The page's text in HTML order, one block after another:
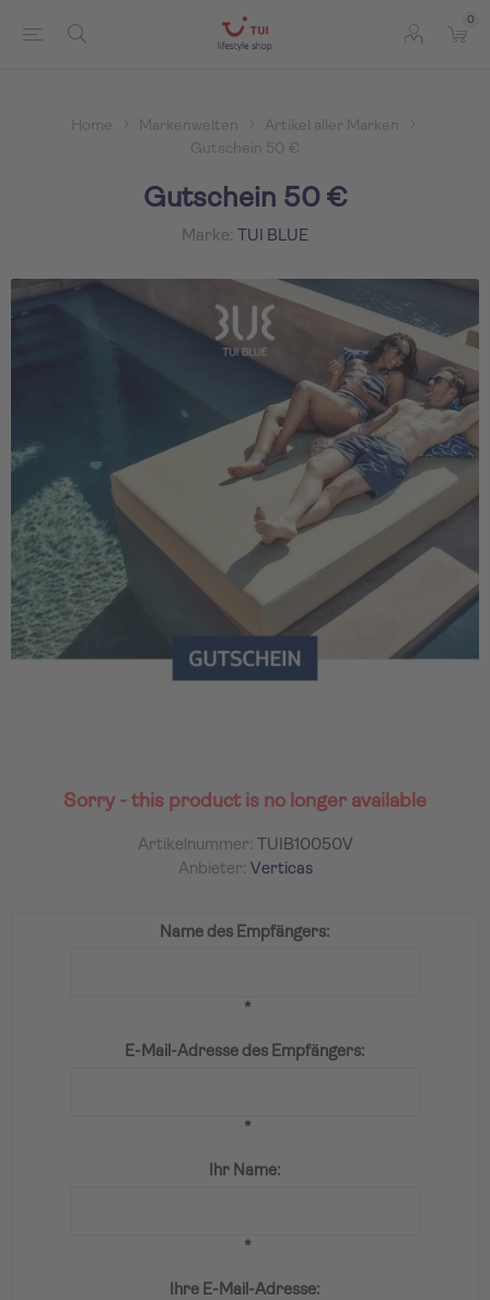
0
Home Markenwelten
Artikel aller Marken
Gutschein 50 €
Gutschein 50 €
Marke: TUI BLUE
Sorry - this product is no longer available
Artikelnummer: TUIB10050V
Anbieter: Verticas
Name des Empfängers:
*
E-Mail-Adresse des Empfängers:
*
Ihr Name:
*
Ihre E-Mail-Adresse: